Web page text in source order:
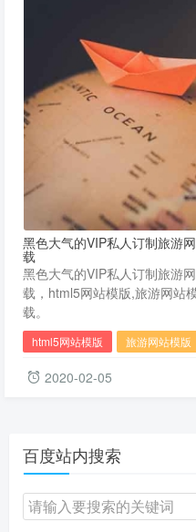
黑色大气的VIP私人订制旅游
载
黑色大气的VIP私人订制旅游
载，html5网站模版,旅游网站
载。
html5网站模版 旅游网站模版
2020-02-05
百度站内搜索